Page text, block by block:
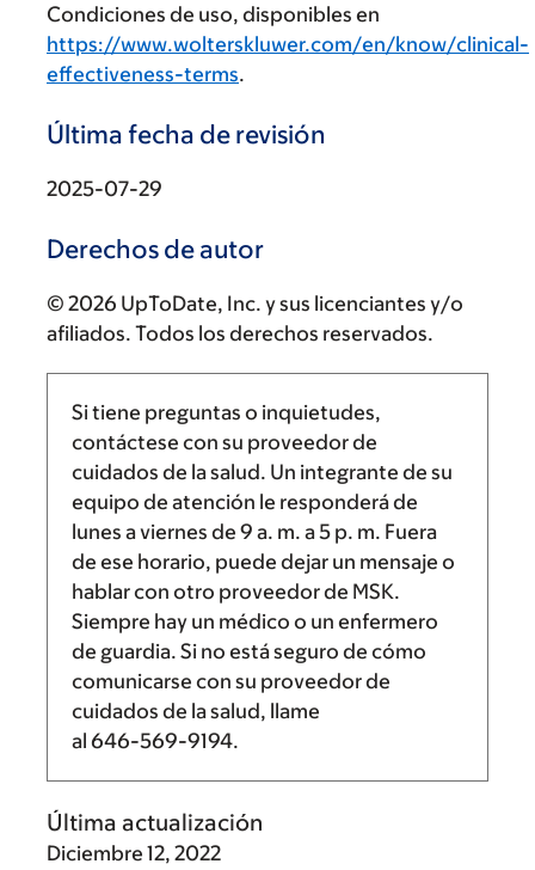
Condiciones de uso, disponibles en
https://www.wolterskluwer.com/en/know/clinical-
effectiveness-terms.
Última fecha de revisión
2025-07-29
Derechos de autor
© 2026 UpToDate, Inc. y sus licenciantes y/o
afiliados. Todos los derechos reservados.
Si tiene preguntas o inquietudes,
contáctese con su proveedor de
cuidados de la salud. Un integrante de su
equipo de atención le responderá de
lunes a viernes de 9 a. m. a5 p. m. Fuera
de ese horario, puede dejar un mensaje o
hablar con otro proveedor de MSK.
Siempre hay un médico o un enfermero
de guardia. Si no está seguro de cómo
comunicarse con su proveedor de
cuidados de la salud, llame
al 646-569-9194.
Última actualización
Diciembre 12, 2022